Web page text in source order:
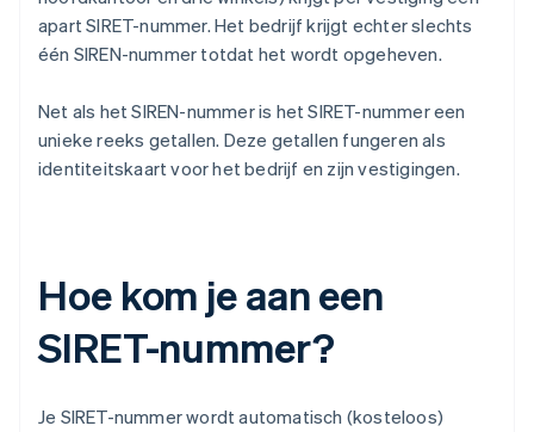
apart SIRET-nummer. Het bedrijf krijgt echter slechts
één SIREN-nummer totdat het wordt opgeheven.
Net als het SIREN-nummer is het SIRET-nummer een
unieke reeks getallen. Deze getallen fungeren als
identiteitskaart voor het bedrijf en zijn vestigingen.
Hoe kom je aan een
SIRET-nummer?
Je SIRET-nummer wordt automatisch (kosteloos)